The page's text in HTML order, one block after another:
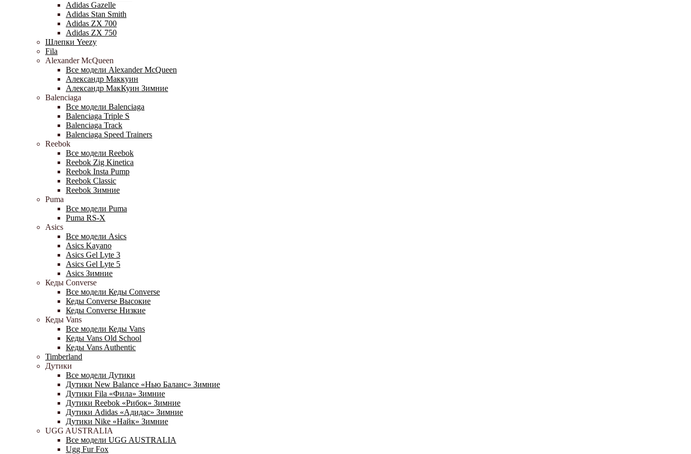
Adidas Gazelle
Adidas Stan Smith
Adidas ZX 700
Adidas ZX 750
Шлепки Yeezy
Fila
Alexander McQueen
Все модели Alexander McQueen
Александр Маккуин
Александр МакКуин Зимние
Balenciaga
Все модели Balenciaga
Balenciaga Triple S
Balenciaga Track
Balenciaga Speed Trainers
Reebok
Все модели Reebok
Reebok Zig Kinetica
Reebok Insta Pump
Reebok Classic
Reebok Зимние
Puma
Все модели Puma
Puma RS-X
Asics
Все модели Asics
Asics Kayano
Asics Gel Lyte 3
Asics Gel Lyte 5
Asics Зимние
Кеды Converse
Все модели Кеды Converse
Кеды Converse Высокие
Кеды Converse Низкие
Кеды Vans
Все модели Кеды Vans
Кеды Vans Old School
Кеды Vans Authentic
Timberland
Дутики
Все модели Дутики
Дутики New Balance «Нью Баланс» Зимние
Дутики Fila «Фила» Зимние
Дутики Reebok «Рибок» Зимние
Дутики Adidas «Адидас» Зимние
Дутики Nike «Найк» Зимние
UGG AUSTRALIA
Все модели UGG AUSTRALIA
Ugg Fur Fox